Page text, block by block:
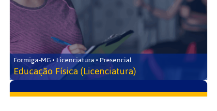
Formiga-MG • Licenciatura • Presencial
Educação Física (Licenciatura)